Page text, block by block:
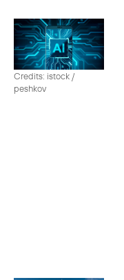
Credits: istock /
peshkov